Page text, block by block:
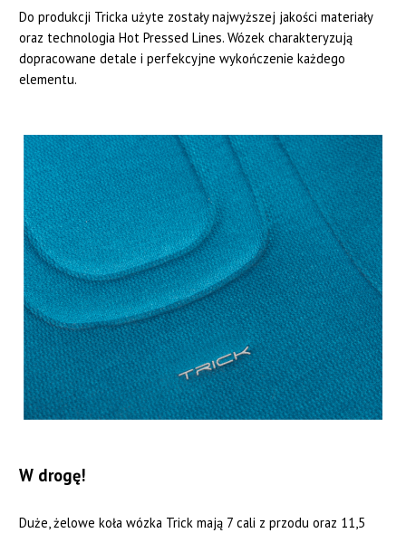
Do produkcji Tricka użyte zostały najwyższej jakości materiały
oraz technologia Hot Pressed Lines. Wózek charakteryzują
dopracowane detale i perfekcyjne wykończenie każdego
elementu.
W drogę!
Duże, żelowe koła wózka Trick mają 7 cali z przodu oraz 11,5